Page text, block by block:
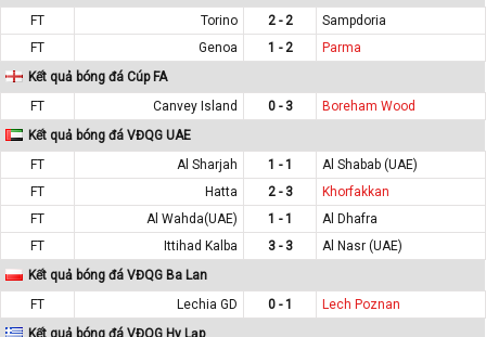
FT
Torino 2 - 2
Sampdoria
FT
Genoa 1 - 2
Parma
Kết quả bóng đá Cúp FA
FT
Canvey Island 0 - 3
Boreham Wood
Kết quả bóng đá VĐQG UAE
FT
Al Sharjah 1 - 1
Al Shabab (UAE)
FT
Hatta 2 - 3
Khorfakkan
FT
Al Wahda(UAE) 1 - 1
Al Dhafra
FT
Ittihad Kalba 3 - 3
Al Nasr (UAE)
Kết quả bóng đá VĐQG Ba Lan
FT
Lechia GD 0 - 1
Lech Poznan
Kết quả bóng đá VĐQG Hy Lạp